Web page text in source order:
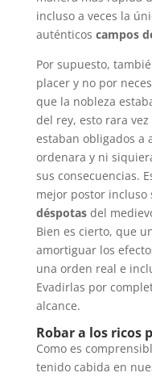
incluso a veces la
auténticos campos
Por supuesto,
placer y no por
que la nobleza
del rey, esto rara vez
estaban obligados a
ordenara y ni
sus consecuencias.
mejor postor incluso
déspotasdel
Bien es cierto, que
amortiguar los
una orden real e
Evadirlas por
alcance.
Robar a los ricos
Como es
tenido cabida en